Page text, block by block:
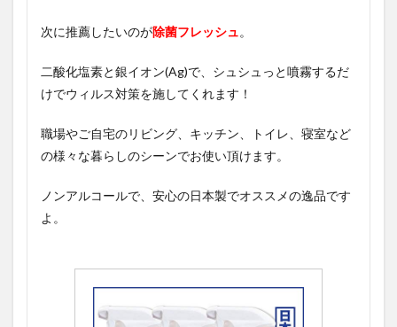
次に推薦したいのが除菌フレッシュ。
二酸化塩素と銀イオン(Ag)で、シュシュっと噴霧するだ
けでウィルス対策を施してくれます！
職場やご自宅のリビング、キッチン、トイレ、寝室など
の様々な暮らしのシーンでお使い頂けます。
ノンアルコールで、安心の日本製でオススメの逸品です
よ。